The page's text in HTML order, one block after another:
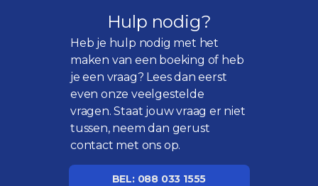
Hulp nodig?
Heb je hulp nodig met het
maken van een boeking of heb
je een vraag? Lees dan eerst
even onzeveelgestelde
vragen. Staat jouw vraag er niet
tussen, neem dan gerust
contact met ons op.
BEL: 088 033 1555